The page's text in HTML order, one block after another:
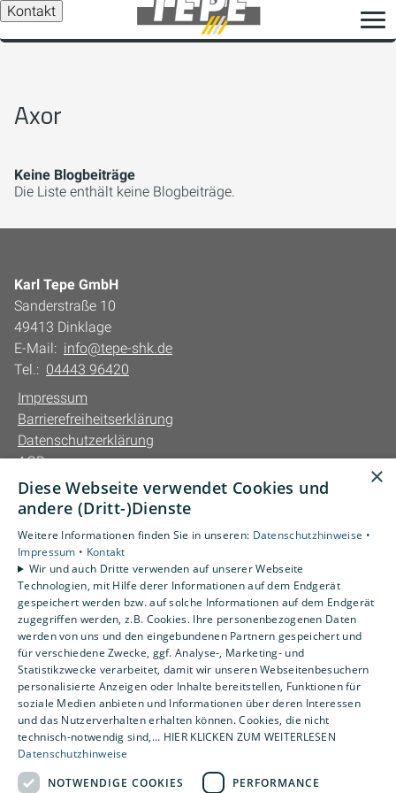
Kontakt
Axor
Keine Blogbeiträge
Die Liste enthält keine Blogbeiträge.
Karl Tepe GmbH
Sanderstraße 10
49413 Dinklage
E-Mail: info@tepe-shk.de
Tel.: 04443 96420
Impressum
Barrierefreiheitserklärung
Datenschutzerklärung
AGB
Unsere Bereiche
Gewerbekunden
Karriere
Unternehmen
Kontakt
×
Diese Webseite verwendet Cookies und
andere (Dritt-)Dienste
Weitere Informationen finden Sie in unseren: Datenschutzhinweise •
Impressum • Kontakt
Wir und auch Dritte verwenden auf unserer Webseite
Technologien, mit Hilfe derer Informationen auf dem Endgerät
gespeichert werden bzw. auf solche Informationen auf dem Endgerät
zugegriffen werden, z.B. Cookies. Ihre personenbezogenen Daten
werden von uns und den eingebundenen Partnern gespeichert und
für verschiedene Zwecke, ggf. Analyse-, Marketing- und
Statistikzwecke verarbeitet, damit wir unseren Webseitenbesuchern
personalisierte Anzeigen oder Inhalte bereitstellen, Funktionen für
soziale Medien anbieten und Informationen über deren Interessen
und das Nutzerverhalten erhalten können. Cookies, die nicht
technisch-notwendig sind,... HIER KLICKEN ZUM WEITERLESEN
Datenschutzhinweise
NOTWENDIGE COOKIES
PERFORMANCE